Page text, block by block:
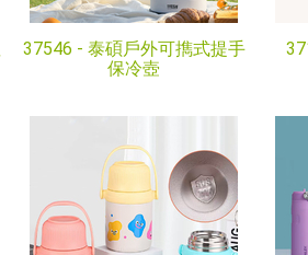
37546 - 泰碩戶外可擕式提手
保冷壺